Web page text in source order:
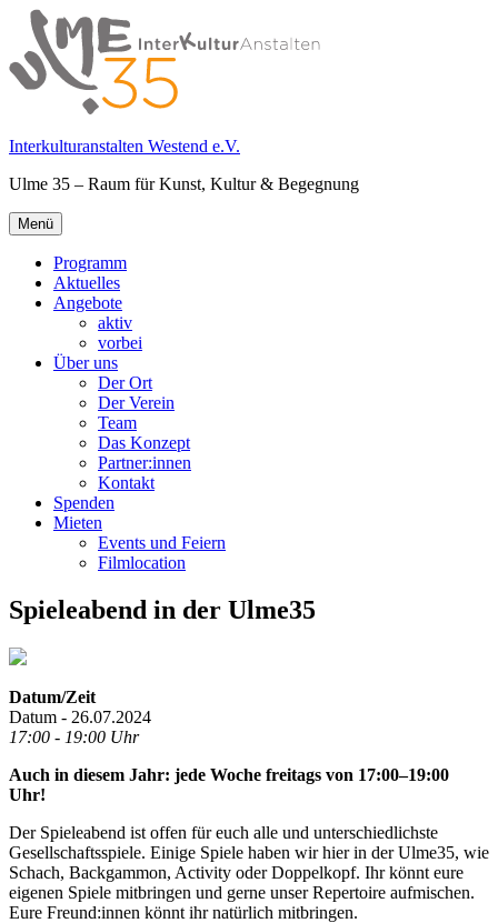
Springe
zum
Inhalt
Interkulturanstalten Westend e.V.
Ulme 35 – Raum für Kunst, Kultur & Begegnung
Primäres
Menü
Menü
Programm
Aktuelles
Angebote
aktiv
vorbei
Über uns
Der Ort
Der Verein
Team
Das Konzept
Partner:innen
Kontakt
Spenden
Mieten
Events und Feiern
Filmlocation
Spieleabend in der Ulme35
Datum/Zeit
Datum - 26.07.2024
17:00 - 19:00 Uhr
Auch in diesem Jahr: jede Woche freitags von 17:00–19:00
Uhr!
Der Spieleabend ist offen für euch alle und unterschiedlichste
Gesellschaftsspiele. Einige Spiele haben wir hier in der Ulme35, wie
Schach, Backgammon, Activity oder Doppelkopf. Ihr könnt eure
eigenen Spiele mitbringen und gerne unser Repertoire aufmischen.
Eure Freund:innen könnt ihr natürlich mitbringen.